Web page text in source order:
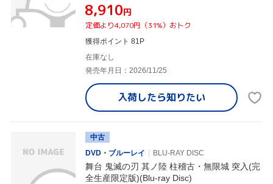
¥8,910円
定価より4,070円（31%）おトク
獲得ポイント 81P
在庫なし
発売年月日：2026/11/25
入荷したら知りたい
中古
DVD・ブルーレイ
BLU-RAY DISC
舞台 鬼滅の刃 其ノ陸 柱稽古・無限城 突入(完
全生産限定版)(Blu-ray Disc)